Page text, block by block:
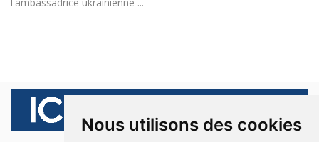
Nous utilisons des cookies